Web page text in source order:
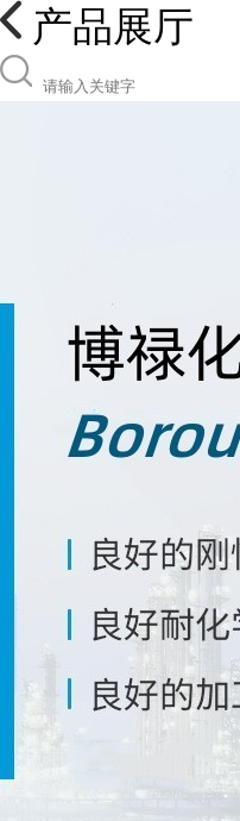
产品展厅